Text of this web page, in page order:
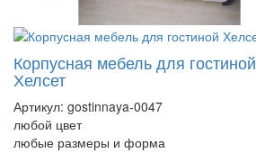
Корпусная мебель для гостиной
Хелсет
Артикул: gostinnaya-0047
любой цвет
любые размеры и форма